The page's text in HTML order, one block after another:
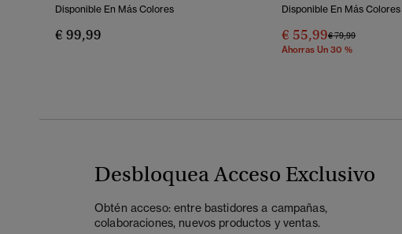
Disponible En Más Colores
€ 99,99
Disponible En Más Colores
€ 55,99Precio Rebajado De
€ 79,99A
Ahorras Un 30 %
Desbloquea Acceso Exclusivo
Obtén acceso: entre bastidores a campañas,
colaboraciones, nuevos productos y ventas.